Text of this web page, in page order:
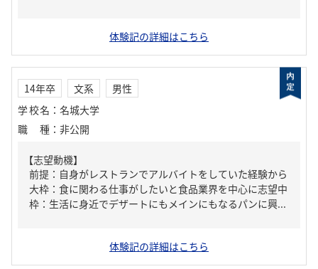
体験記の詳細はこちら
14年卒 文系
男性
学校名 ： 名城大学
職種 ： 非公開
【志望動機】
前提：自身がレストランでアルバイトをしていた経験から
大枠：食に関わる仕事がしたいと食品業界を中心に志望中
枠：生活に身近でデザートにもメインにもなるパンに興...
体験記の詳細はこちら